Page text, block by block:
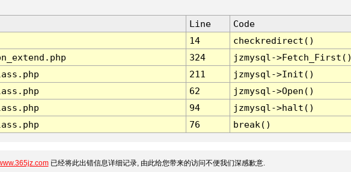
Line
Code
14
checkredirect()
324
jzmysql-
211
jzmysql->Init()
62
jzmysql->Open()
94
jzmysql->halt()
76 break()
已经将此出错信息详细记录, 由此给您带来的访问不便我们深感歉意.